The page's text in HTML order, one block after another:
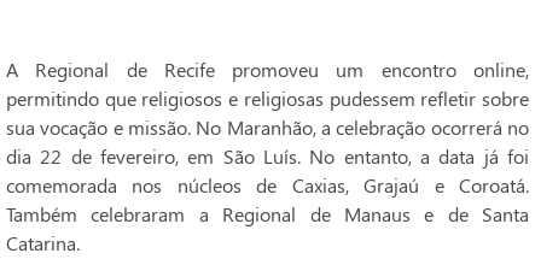
A Regional de Recife promoveu um encontro online,
permitindo que religiosos e religiosas pudessem refletir sobre
sua vocação e missão. No Maranhão, a celebração ocorrerá no
dia 22 de fevereiro, em São Luís. No entanto, a data já foi
comemorada nos núcleos de Caxias, Grajaú e Coroatá.
Também celebraram a Regional de Manaus e de Santa
Catarina.